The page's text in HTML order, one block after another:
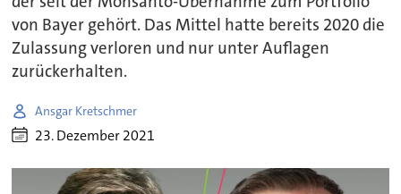
von Bayer gehört. Das Mittel hatte bereits 2020 die
Zulassung verloren und nur unter Auflagen
zurückerhalten.
Ansgar Kretschmer
23. Dezember 2021